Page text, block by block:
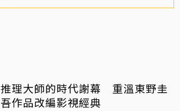
推理大師的時代謝幕 重溫東野圭
吾作品改編影視經典